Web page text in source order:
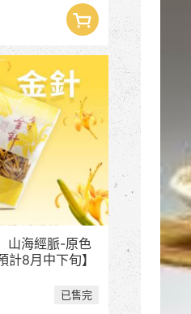
山海經脈-原色
8月中下旬】
已售完